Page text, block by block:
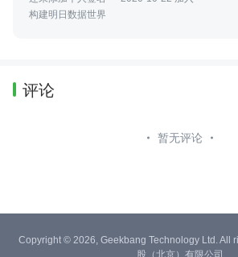
构建明日数据世界
评论
暂无评论
Copyright © 2026, Geekbang Technology Ltd. All
股（北京）有限公司